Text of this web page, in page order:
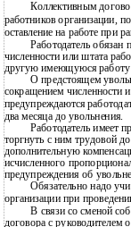
Коллективным
работников организации,
оставление на работе при
Работодатель
численности или штата
другую имеющуюся
О предстоящем
сокращением численности
предупреждаются
два месяца до увольнения.
Работодатель имеет
торгнуть с ним трудовой
дополнительную
исчисленного
предупреждения об
Обязательно надо
организации при
В связи со сменой
договора с руководителем